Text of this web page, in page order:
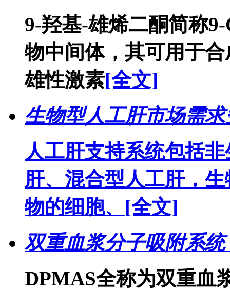
9-羟基-雄烯二酮简称
物中间体，其可用于
雄性激素[全文]
生物型人工肝市场需
人工肝支持系统包括
肝、混合型人工肝，
物的细胞、 [全文]
双重血浆分子吸附系
DPMAS全称为双重血